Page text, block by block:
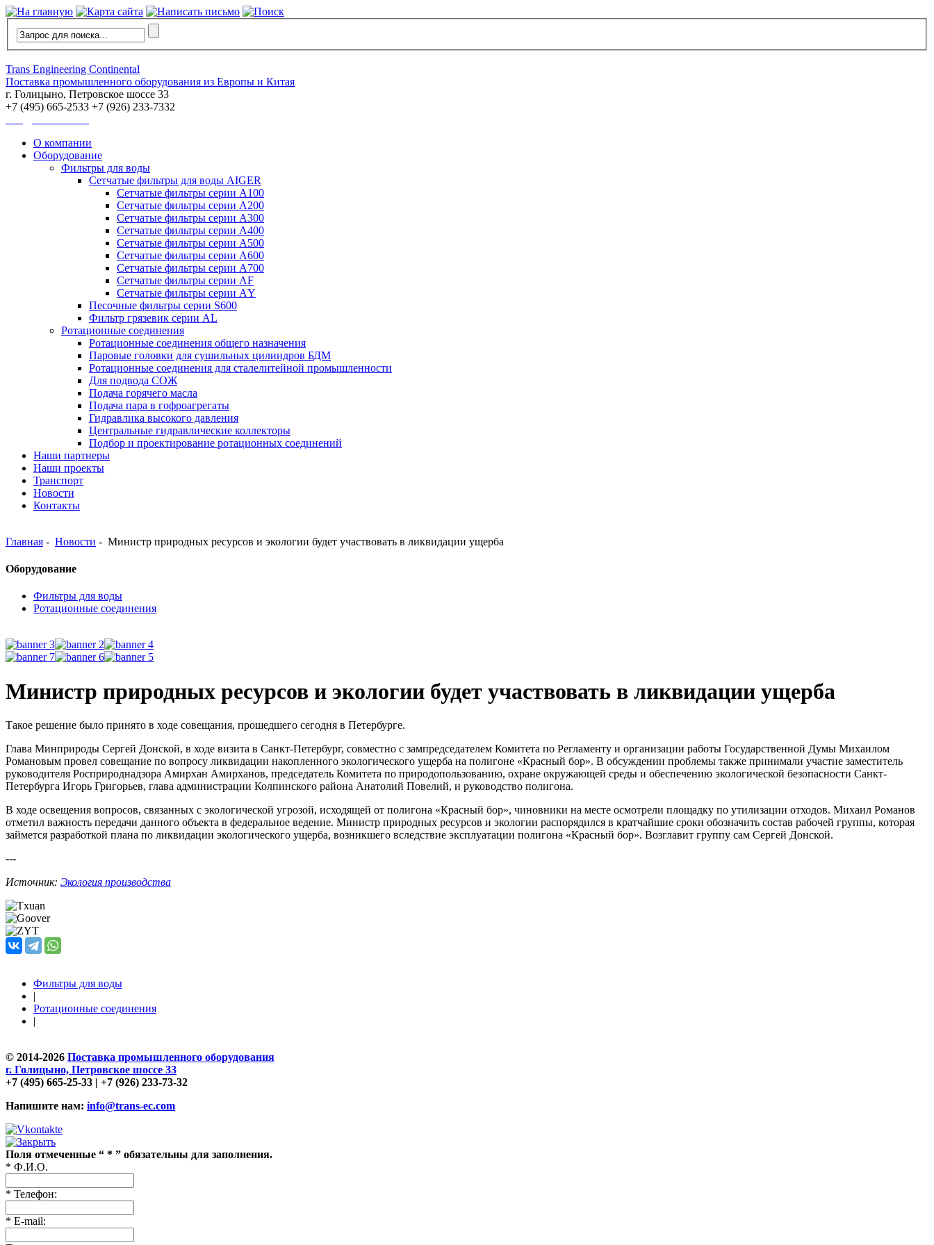
Trans Engineering Continental
Поставка промышленного оборудования из Европы и Китая
г. Голицыно, Петровское шоссе 33
+7 (495) 665-2533 +7 (926) 233-7332
О компании
Оборудование
Фильтры для воды
Сетчатые фильтры для воды AIGER
Сетчатые фильтры серии А100
Сетчатые фильтры серии А200
Сетчатые фильтры серии А300
Сетчатые фильтры серии А400
Сетчатые фильтры серии А500
Сетчатые фильтры серии А600
Сетчатые фильтры серии А700
Сетчатые фильтры серии АF
Сетчатые фильтры серии АY
Песочные фильтры серии S600
Фильтр грязевик серии АL
Ротационные соединения
Ротационные соединения общего назначения
Паровые головки для сушильных цилиндров БДМ
Ротационные соединения для сталелитейной промышленности
Для подвода СОЖ
Подача горячего масла
Подача пара в гофроагрегаты
Гидравлика высокого давления
Центральные гидравлические коллекторы
Подбор и проектирование ротационных соединений
Наши партнеры
Наши проекты
Транспорт
Новости
Контакты
Главная - Новости - Министр природных ресурсов и экологии будет участвовать в ликвидации ущерба
Оборудование
Фильтры для воды
Ротационные соединения
Министр природных ресурсов и экологии будет участвовать в ликвидации ущерба
Такое решение было принято в ходе совещания, прошедшего сегодня в Петербурге.
Глава Минприроды Сергей Донской, в ходе визита в Санкт-Петербург, совместно с зампредседателем Комитета по Регламенту и организации работы Государственной Думы Михаилом
Романовым провел совещание по вопросу ликвидации накопленного экологического ущерба на полигоне «Красный бор». В обсуждении проблемы также принимали участие заместитель
руководителя Росприроднадзора Амирхан Амирханов, председатель Комитета по природопользованию, охране окружающей среды и обеспечению экологической безопасности Санкт-
Петербурга Игорь Григорьев, глава администрации Колпинского района Анатолий Повелий, и руководство полигона.
В ходе освещения вопросов, связанных с экологической угрозой, исходящей от полигона «Красный бор», чиновники на месте осмотрели площадку по утилизации отходов. Михаил Романов
отметил важность передачи данного объекта в федеральное ведение. Министр природных ресурсов и экологии распорядился в кратчайшие сроки обозначить состав рабочей группы, которая
займется разработкой плана по ликвидации экологического ущерба, возникшего вследствие эксплуатации полигона «Красный бор». Возглавит группу сам Сергей Донской.
---
Источник: Экология производства
Фильтры для воды
|
Ротационные соединения
|
© 2014-2026 Поставка промышленного оборудования
г. Голицыно, Петровское шоссе 33
+7 (495) 665-25-33 | +7 (926) 233-73-32
Напишите нам: info@trans-ec.com
Поля отмеченные “ * ” обязательны для заполнения.
* Ф.И.О.
* Телефон:
* E-mail: